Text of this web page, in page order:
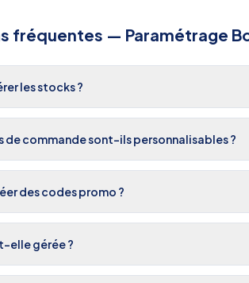
fréquentes — Paramétrage
les stocks ?
de commande sont-ils personnalisables ?
des codes promo ?
elle gérée ?